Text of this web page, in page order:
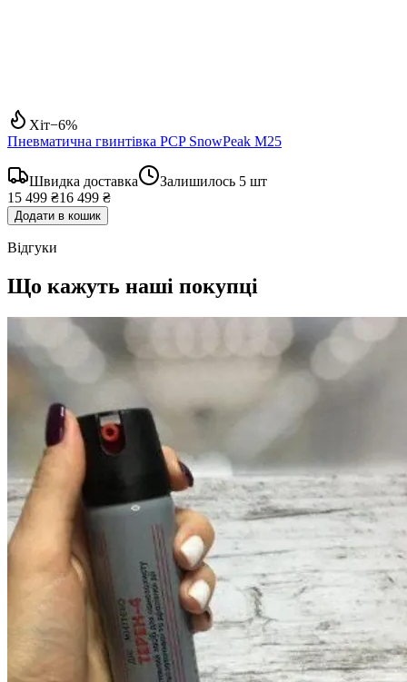
Хіт−6%
Пневматична гвинтівка PCP SnowPeak M25
Швидка доставка Залишилось 5 шт
15 499 ₴16 499 ₴
Додати в кошик
Відгуки
Що кажуть наші покупці